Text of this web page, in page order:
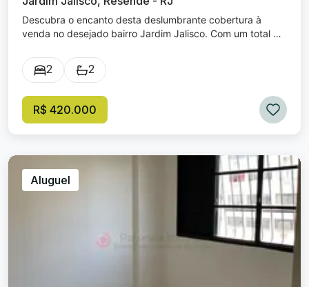
Descubra o encanto desta deslumbrante cobertura à
venda no desejado bairro Jardim Jalisco. Com um total de
sofisticação e praticidade. Excelente cobertura no
Residencial Agulhas Negras, com área gourmet, sauna, e
com área livre, sauna, churrasqueira, cozinha com
armários planejados, banheiro social, dois quaros, sendo a
playground e salão de festas. Excelente localização, em
frente ao Colégio salesiano, próximo a farmácias, clinicas,
padaria, Parque das Águas, hospitais, toda infraestrutura
ao redor, no Bairro Jardim Jalísco. Venha conhecer!
2 2
R$ 420.000
Aluguel